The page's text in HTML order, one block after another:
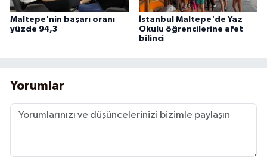
Maltepe'nin başarı oranı
yüzde 94,3
İstanbul Maltepe'de Yaz
Okulu öğrencilerine afet
bilinci
Yorumlar